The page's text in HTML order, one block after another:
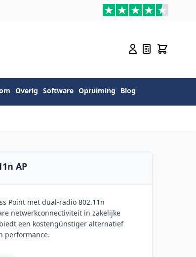
Overig Software Opruiming Blog
AP
Point met dual-radio 802.11n
netwerkconnectiviteit in zakelijke
een kostengünstiger alternatief
performance.